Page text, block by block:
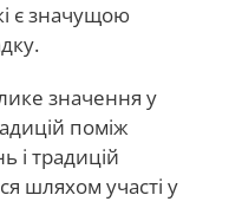
є значущою
значення у
поміж
і традицій
шляхом участі у